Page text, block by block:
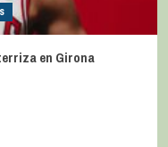
en Girona